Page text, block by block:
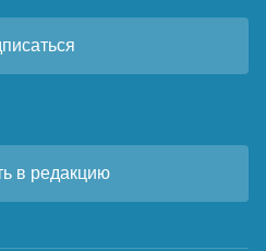
в редакцию